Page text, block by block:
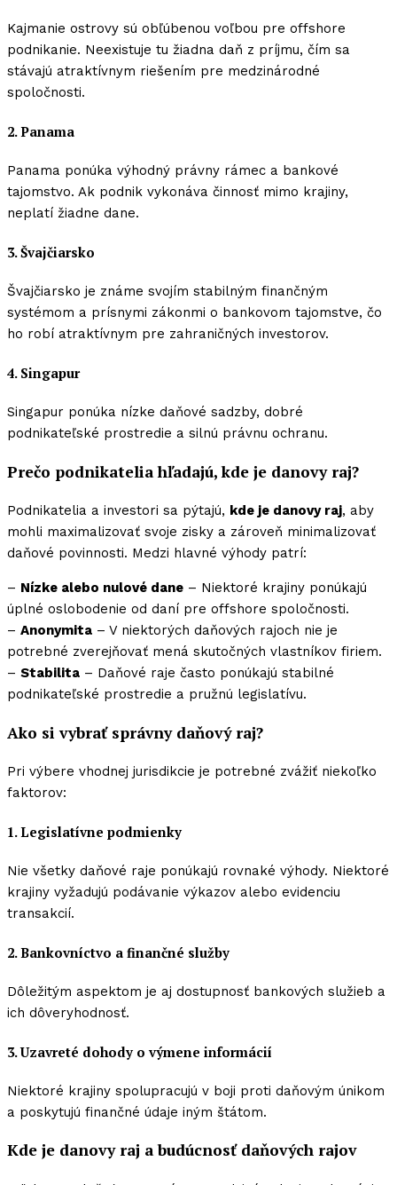
Kajmanie ostrovy sú obľúbenou voľbou pre offshore
podnikanie. Neexistuje tu žiadna daň z príjmu, čím sa
stávajú atraktívnym riešením pre medzinárodné
spoločnosti.
2. Panama
Panama ponúka výhodný právny rámec a bankové
tajomstvo. Ak podnik vykonáva činnosť mimo krajiny,
neplatí žiadne dane.
3. Švajčiarsko
Švajčiarsko je známe svojím stabilným finančným
systémom a prísnymi zákonmi o bankovom tajomstve, čo
ho robí atraktívnym pre zahraničných investorov.
4. Singapur
Singapur ponúka nízke daňové sadzby, dobré
podnikateľské prostredie a silnú právnu ochranu.
Prečo podnikatelia hľadajú, kde je danovy raj?
Podnikatelia a investori sa pýtajú, kde je danovy raj, aby
mohli maximalizovať svoje zisky a zároveň minimalizovať
daňové povinnosti. Medzi hlavné výhody patrí:
– Nízke alebo nulové dane – Niektoré krajiny ponúkajú
úplné oslobodenie od daní pre offshore spoločnosti.
– Anonymita – V niektorých daňových rajoch nie je
potrebné zverejňovať mená skutočných vlastníkov firiem.
– Stabilita – Daňové raje často ponúkajú stabilné
podnikateľské prostredie a pružnú legislatívu.
Ako si vybrať správny daňový raj?
Pri výbere vhodnej jurisdikcie je potrebné zvážiť niekoľko
faktorov:
1. Legislatívne podmienky
Nie všetky daňové raje ponúkajú rovnaké výhody. Niektoré
krajiny vyžadujú podávanie výkazov alebo evidenciu
transakcií.
2. Bankovníctvo a finančné služby
Dôležitým aspektom je aj dostupnosť bankových služieb a
ich dôveryhodnosť.
3. Uzavreté dohody o výmene informácií
Niektoré krajiny spolupracujú v boji proti daňovým únikom
a poskytujú finančné údaje iným štátom.
Kde je danovy raj a budúcnosť daňových rajov